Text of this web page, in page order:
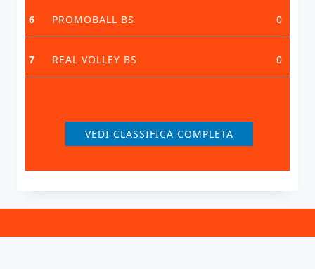
6 PROMOBALL BS 0
7 REAL VOLLEY BS 0
VEDI CLASSIFICA COMPLETA